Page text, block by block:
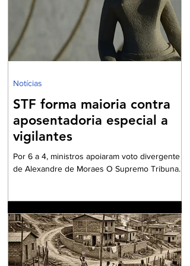
recorrente. A indagação central que norteia
este artigo pode ser resumida em uma dúvida
comum e frequente: "É verdade que quando
meu marido falecer
STF forma maioria contra
aposentadoria especial a
vigilantes
Por 6 a 4, ministros apoiaram voto divergente
de Alexandre de Moraes O Supremo Tribunal
vigilância. Por seis votos a quatro, os ministros
votaram a favor do voto divergente,
apresentado pelo ministro Alexandre de
Moraes. O relator da matéria – e voto vencido
Notícias